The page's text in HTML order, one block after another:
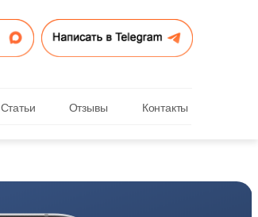
Контакты
Отзывы
Статьи